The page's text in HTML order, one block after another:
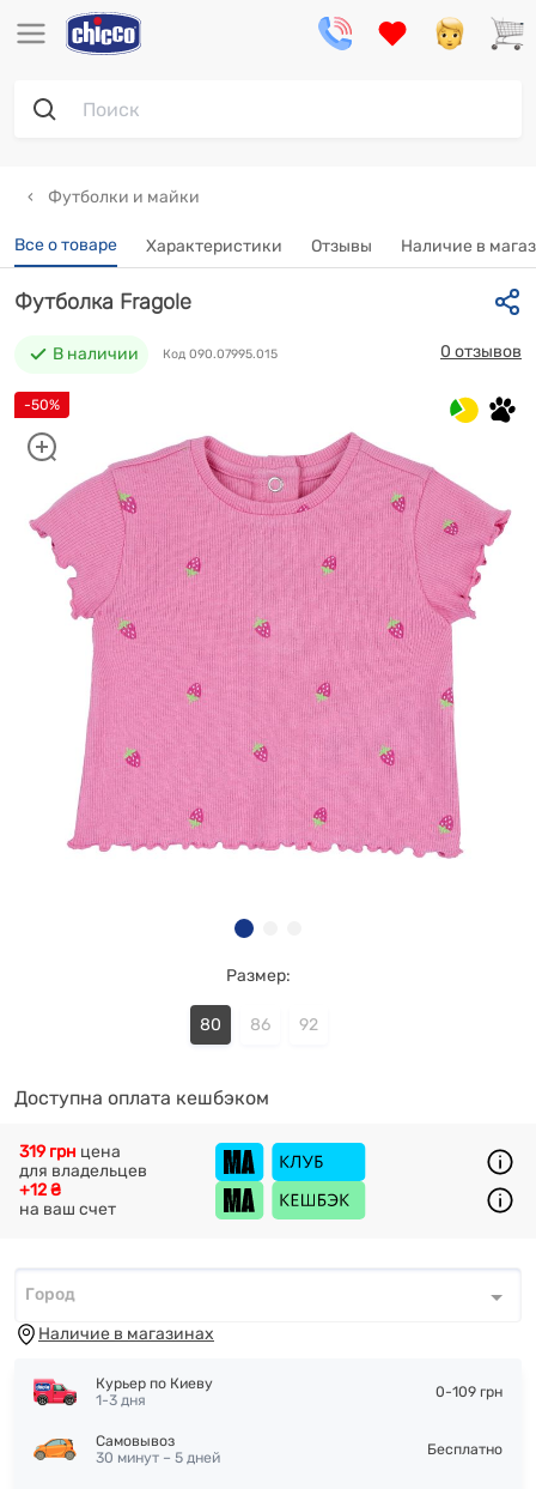
Футболки и майки
Все о товаре Характеристики Отзывы Наличие в
-50%
Футболка Fragole
В наличии Код 090.07995.015 0 отзывов
Размер:
80 86 92
Доступна оплата кешбэком
+12 ₴
на ваш счет
319 грн цена
для владельцев
Город*
Город
Наличие в магазинах
Курьер по Киеву
1-3 дня
0-109 грн
Самовывоз
30 минут – 5 дней
Бесплатно